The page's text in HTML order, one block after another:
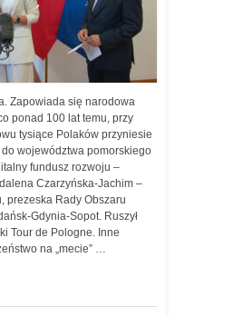
Zapowiada się narodowa
ponad 100 lat temu, przy
tysiące Polaków przyniesie
województwa pomorskiego
fundusz rozwoju –
Czarzyńska-Jachim –
prezeska Rady Obszaru
Gdynia-Sopot. Ruszył
Tour de Pologne. Inne
na „mecie” …